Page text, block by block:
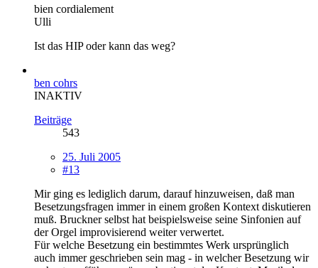
bien cordialement
Ulli
Ist das HIP oder kann das weg?
ben cohrs
INAKTIV
Beiträge
543
25. Juli 2005
#13
Mir ging es lediglich darum, darauf hinzuweisen, daß man
Besetzungsfragen immer in einem großen Kontext diskutieren
muß. Bruckner selbst hat beispielsweise seine Sinfonien auf
der Orgel improvisierend weiter verwertet.
Für welche Besetzung ein bestimmtes Werk ursprünglich
auch immer geschrieben sein mag - in welcher Besetzung wir